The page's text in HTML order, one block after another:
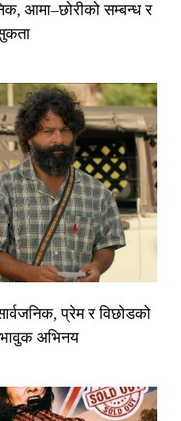
आमा–छोरीको सम्बन्ध र
प्रेम र विछोडको
भावुक अभिनय